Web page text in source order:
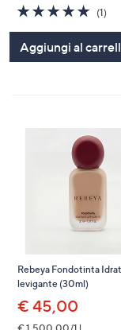
5.0
of
Stars
(1)
Aggiungi al
Rebeya Fondotinta
levigante (30ml)
€ 45,00